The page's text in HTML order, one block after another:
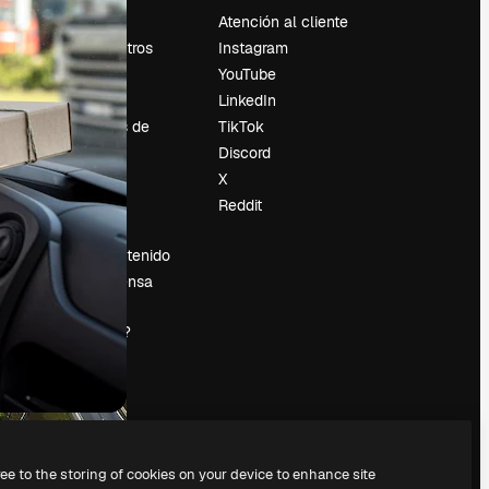
Precios
Sobre nosotros
Reviews
Empleo
Tendencias de
búsqueda
Blog
Eventos
Slidesgo
Vender contenido
Sala de prensa
¿Buscas
magnific.ai?
Atención al cliente
Instagram
YouTube
LinkedIn
TikTok
Discord
X
Reddit
to the storing of cookies on your device to enhance site